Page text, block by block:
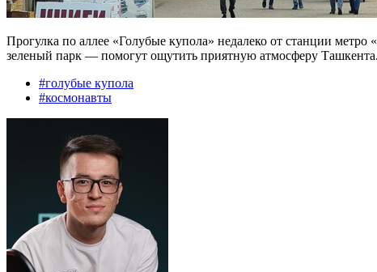
Прогулка по аллее «Голубые купола» недалеко от станции
зеленый парк — помогут ощутить приятную атмосферу Ташкента.
#голубые купола
#космонавты